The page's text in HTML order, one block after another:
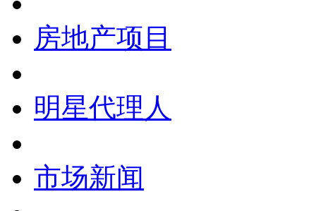
房地产项目
明星代理人
市场新闻